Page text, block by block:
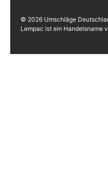
© 2026 Umschläge
Lempac ist ein Handelsname